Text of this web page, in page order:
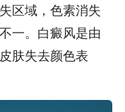
区域，色素消失
一。白癜风是由
肤失去颜色表